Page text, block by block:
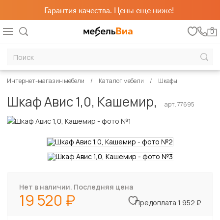
Гарантия качества. Цены еще ниже!
0
Интернет-магазин мебели Каталог мебели Шкафы
Шкаф Авис 1,0, Кашемир, арт. 77695
Нет в наличии. Последняя цена
19 520 Предоплата 1 952 ₽